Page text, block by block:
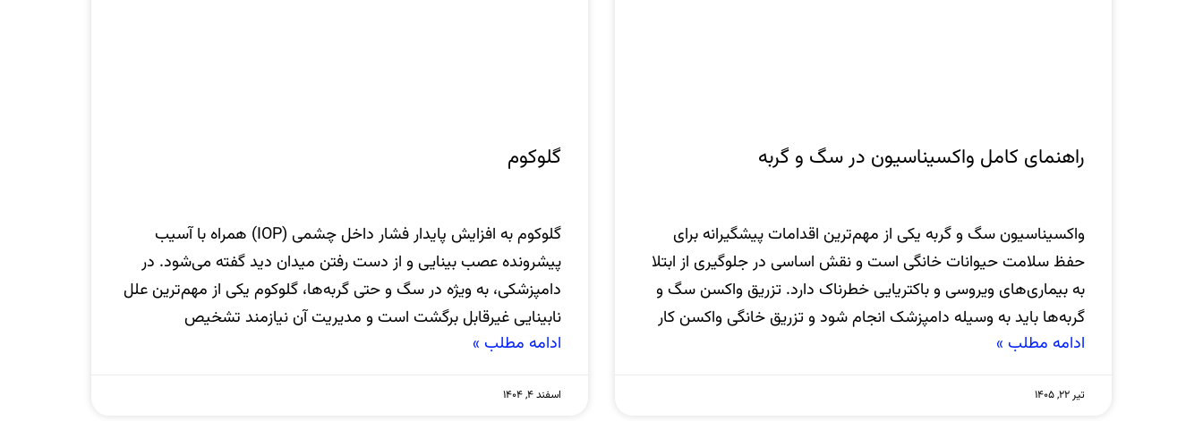
راهنمای کامل واکسیناسیون در سگ و گربه
واکسیناسیون سگ و گربه یکی از مهم‌ترین اقدامات پیشگیرانه برای
حفظ سلامت حیوانات خانگی است و نقش اساسی در جلوگیری از ابتلا
به بیماری‌های ویروسی و باکتریایی خطرناک دارد. تزریق واکسن سگ و
گربه‌ها باید به وسیله دامپزشک انجام شود و تزریق خانگی واکسن کار
ادامه مطلب »
تیر ۲۲, ۱۴۰۵
گلوکوم
گلوکوم به افزایش پایدار فشار داخل چشمی (IOP) همراه با آسیب
پیشرونده عصب بینایی و از دست رفتن میدان دید گفته می‌شود. در
دامپزشکی، به ‌ویژه در سگ و حتی گربه‌ها، گلوکوم یکی از مهم‌ترین علل
نابینایی غیرقابل برگشت است و مدیریت آن نیازمند تشخیص
ادامه مطلب »
اسفند ۴, ۱۴۰۴